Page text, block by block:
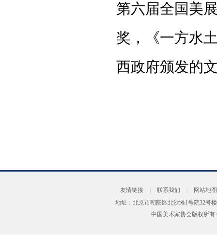
第六届全国美
奖，《一方水
西政府颁发的
友情链接 联系我们
网站地图
地址：北京市朝阳区北沙滩1号院32号
中国美术家协会版权所有